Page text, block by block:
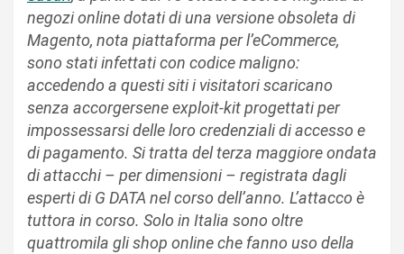
negozi online dotati di una versione obsoleta di
Magento, nota piattaforma per l’eCommerce,
sono stati infettati con codice maligno:
accedendo a questi siti i visitatori scaricano
senza accorgersene exploit-kit progettati per
impossessarsi delle loro credenziali di accesso e
di pagamento. Si tratta del terza maggiore ondata
di attacchi – per dimensioni – registrata dagli
esperti di G DATA nel corso dell’anno. L’attacco è
tuttora in corso. Solo in Italia sono oltre
quattromila gli shop online che fanno uso della